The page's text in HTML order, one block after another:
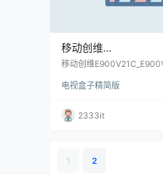
移动创维
刷固件包(亲测)
移动创维
(亲测)
电视盒子精简版
2333it
1 2